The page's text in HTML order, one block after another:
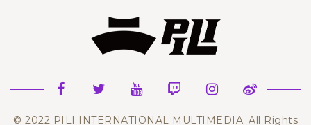
© 2022 PILI INTERNATIONAL MULTIMEDIA. All Rights